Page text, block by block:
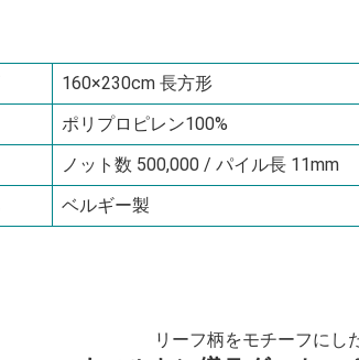
160×230cm 長方形
ポリプロピレン100%
ノット数 500,000 / パイル長 11mm
ベルギー製
リーフ柄をモチーフにし